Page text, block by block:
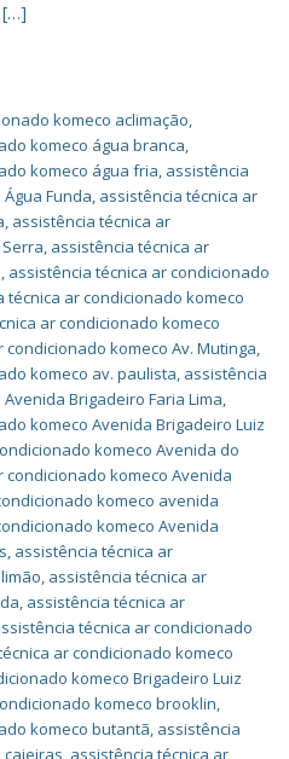
[…]
komeco aclimação,
komeco água branca,
komeco água fria, assistência
Funda, assistência técnica ar
, assistência técnica ar
, assistência técnica ar
, assistência técnica ar condicionado
técnica ar condicionado komeco
ar condicionado komeco
komeco Av. Mutinga,
komeco av. paulista, assistência
Brigadeiro Faria Lima,
komeco Avenida Brigadeiro Luiz
komeco Avenida do
condicionado komeco Avenida
komeco avenida
komeco Avenida
, assistência técnica ar
, assistência técnica ar
, assistência técnica ar
técnica ar condicionado
ar condicionado komeco
komeco Brigadeiro Luiz
komeco brooklin,
komeco butantã, assistência
caieiras, assistência técnica ar